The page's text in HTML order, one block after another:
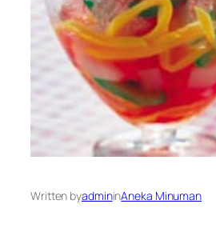
Written byadmininAneka Minuman